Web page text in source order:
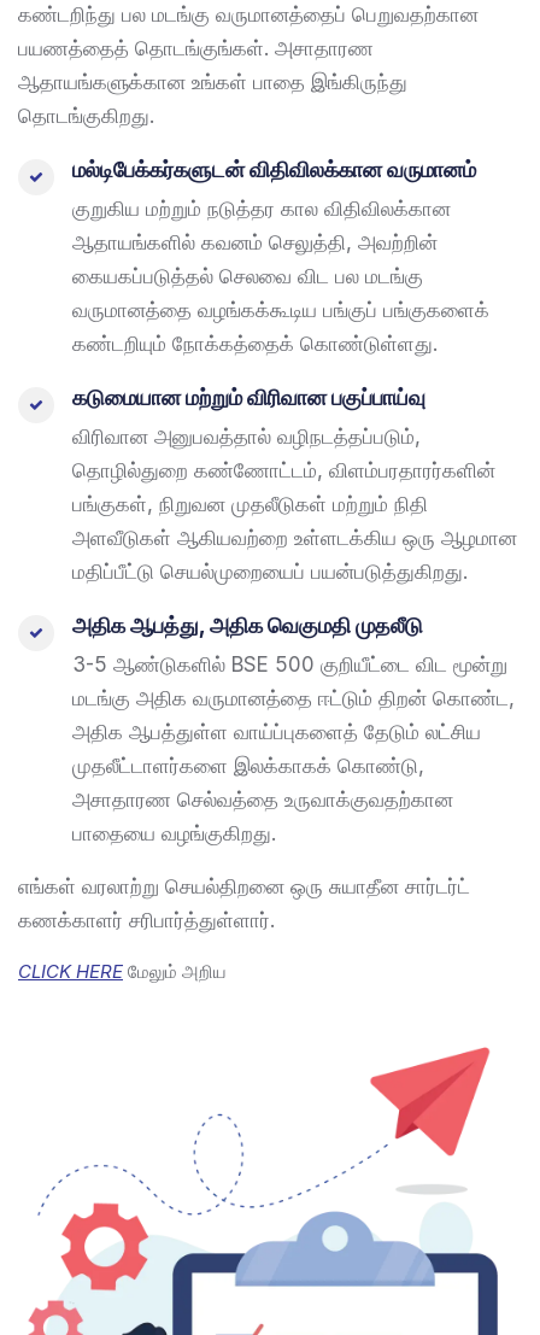
கண்டறிந்து பல மடங்கு வருமானத்தைப் பெறுவதற்கான
பயணத்தைத் தொடங்குங்கள். அசாதாரண
ஆதாயங்களுக்கான உங்கள் பாதை இங்கிருந்து
தொடங்குகிறது.​
மல்டிபேக்கர்களுடன் விதிவிலக்கான வருமானம்
குறுகிய மற்றும் நடுத்தர கால விதிவிலக்கான
ஆதாயங்களில் கவனம் செலுத்தி, அவற்றின்
கையகப்படுத்தல் செலவை விட பல மடங்கு
வருமானத்தை வழங்கக்கூடிய பங்குப் பங்குகளைக்
கண்டறியும் நோக்கத்தைக் கொண்டுள்ளது.​
கடுமையான மற்றும் விரிவான பகுப்பாய்வு
விரிவான அனுபவத்தால் வழிநடத்தப்படும்,
தொழில்துறை கண்ணோட்டம், விளம்பரதாரர்களின்
பங்குகள், நிறுவன முதலீடுகள் மற்றும் நிதி
அளவீடுகள் ஆகியவற்றை உள்ளடக்கிய ஒரு ஆழமான
மதிப்பீட்டு செயல்முறையைப் பயன்படுத்துகிறது.
அதிக ஆபத்து, அதிக வெகுமதி முதலீடு​
3-5 ஆண்டுகளில் BSE 500 குறியீட்டை விட மூன்று
மடங்கு அதிக வருமானத்தை ஈட்டும் திறன் கொண்ட,
அதிக ஆபத்துள்ள வாய்ப்புகளைத் தேடும் லட்சிய
முதலீட்டாளர்களை இலக்காகக் கொண்டு,
அசாதாரண செல்வத்தை உருவாக்குவதற்கான
பாதையை வழங்குகிறது.​
எங்கள் வரலாற்று செயல்திறனை ஒரு சுயாதீன சார்டர்ட்
கணக்காளர் சரிபார்த்துள்ளார்.
CLICK HERE மேலும் அறிய